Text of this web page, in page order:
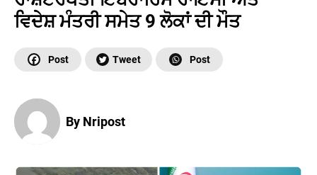
ਵਿਦੇਸ਼ ਮੰਤਰੀ ਸਮੇਤ 9 ਲੋਕਾਂ ਦੀ ਮੌਤ
By Nripost